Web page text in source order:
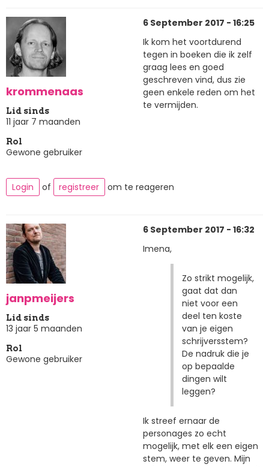
krommenaas
Lid sinds
11 jaar 7 maanden
Rol
Gewone gebruiker
6 September 2017 - 16:25
Ik kom het voortdurend
tegen in boeken die ik zelf
graag lees en goed
geschreven vind, dus zie
geen enkele reden om het
te vermijden.
Login of registreer om te reageren
janpmeijers
Lid sinds
13 jaar 5 maanden
Rol
Gewone gebruiker
6 September 2017 - 16:32
Imena,
Zo strikt mogelijk,
gaat dat dan
niet voor een
deel ten koste
van je eigen
schrijversstem?
De nadruk die je
op bepaalde
dingen wilt
leggen?
Ik streef ernaar de
personages zo echt
mogelijk, met elk een eigen
stem, weer te geven. Mijn